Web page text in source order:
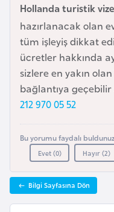
Hollanda turistik
hazırlanacak olan
tüm işleyiş dikkat
ücretler hakkında
sizlere en yakın
bağlantıya
212 970 05 52
Bu yorumu faydalı
Evet (0) Hayır (2)
Bilgi Sayfasına Dön
n
g
l
a
d
e
ş
B
l
a
r